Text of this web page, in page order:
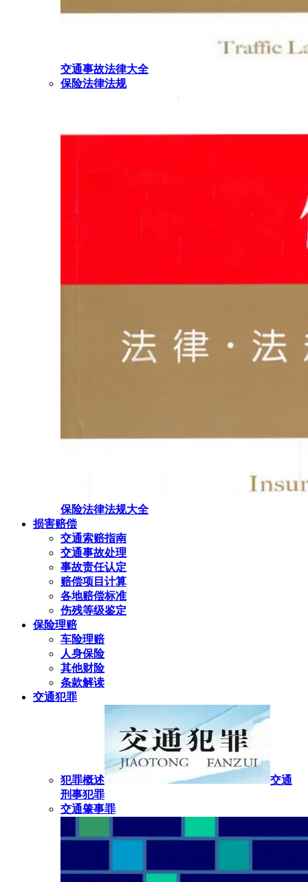
交通事故法律大全
保险法律法规
保险法律法规大全
损害赔偿
交通索赔指南
交通事故处理
事故责任认定
赔偿项目计算
各地赔偿标准
伤残等级鉴定
保险理赔
车险理赔
人身保险
其他财险
条款解读
交通犯罪
犯罪概述
交通
刑事犯罪
交通肇事罪